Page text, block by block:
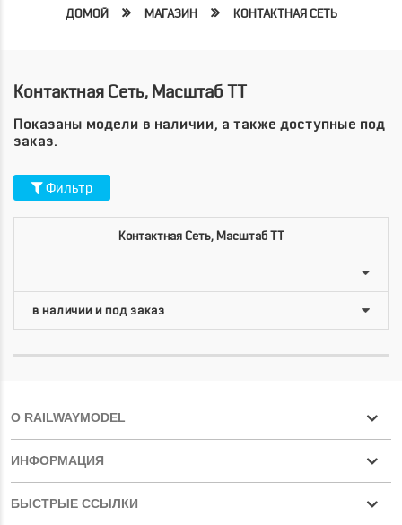
ДОМОЙ МАГАЗИН КОНТАКТНАЯ СЕТЬ
Контактная Сеть, Масштаб TT
Показаны модели в наличии, а также доступные под
заказ.
Фильтр
Контактная Сеть, Масштаб TT
О RAILWAYMODEL
ИНФОРМАЦИЯ
БЫСТРЫЕ ССЫЛКИ